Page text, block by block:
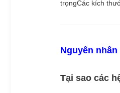
trọngCác kích
Nguyên nhân
Tại sao các